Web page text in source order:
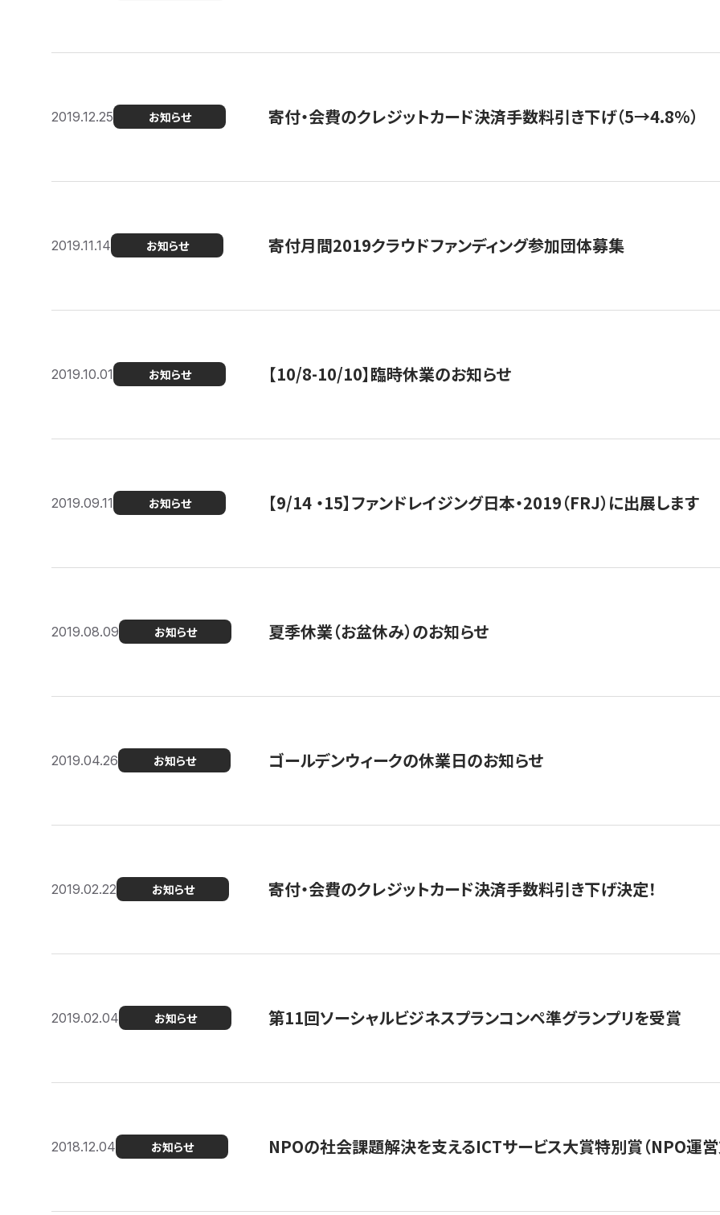
2019.12.25 お知らせ 寄付・会費のクレジットカード決済手数料引き下げ（5→4.8%）
2019.11.14 お知らせ 寄付月間2019クラウドファンディング参加団体募集
2019.10.01 お知らせ 【10/8-10/10】臨時休業のお知らせ
2019.09.11 お知らせ 【9/14 ・15】ファンドレイジング日本・2019（FRJ）に出展します
2019.08.09 お知らせ 夏季休業（お盆休み）のお知らせ
2019.04.26 お知らせ ゴールデンウィークの休業日のお知らせ
2019.02.22 お知らせ 寄付・会費のクレジットカード決済手数料引き下げ決定！
2019.02.04 お知らせ 第11回ソーシャルビジネスプランコンペ準グランプリを受賞
2018.12.04 お知らせ NPOの社会課題解決を支えるICTサービス大賞特別賞（NPO運